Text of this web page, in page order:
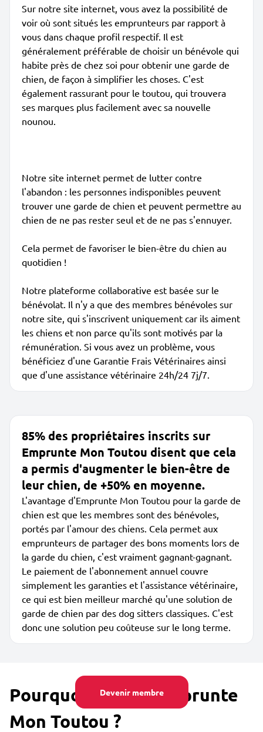
Devenir membre
Sur notre site internet, vous avez la possibilité de
voir où sont situés les emprunteurs par rapport à
vous dans chaque profil respectif. Il est
généralement préférable de choisir un bénévole qui
habite près de chez soi pour obtenir une garde de
chien, de façon à simplifier les choses. C'est
également rassurant pour le toutou, qui trouvera
ses marques plus facilement avec sa nouvelle
nounou.
Notre site internet permet de lutter contre
l'abandon : les personnes indisponibles peuvent
trouver une garde de chien et peuvent permettre au
chien de ne pas rester seul et de ne pas s'ennuyer.
Cela permet de favoriser le bien-être du chien au
quotidien !
Notre plateforme collaborative est basée sur le
bénévolat. Il n'y a que des membres bénévoles sur
notre site, qui s'inscrivent uniquement car ils aiment
les chiens et non parce qu'ils sont motivés par la
rémunération. Si vous avez un problème, vous
bénéficiez d'une Garantie Frais Vétérinaires ainsi
que d'une assistance vétérinaire 24h/24 7j/7.
85% des propriétaires inscrits sur
Emprunte Mon Toutou disent que cela
a permis d'augmenter le bien-être de
leur chien, de +50% en moyenne.
L'avantage d'Emprunte Mon Toutou pour la garde de
chien est que les membres sont des bénévoles,
portés par l'amour des chiens. Cela permet aux
emprunteurs de partager des bons moments lors de
la garde du chien, c'est vraiment gagnant-gagnant.
Le paiement de l'abonnement annuel couvre
simplement les garanties et l'assistance vétérinaire,
ce qui est bien meilleur marché qu'une solution de
garde de chien par des dog sitters classiques. C'est
donc une solution peu coûteuse sur le long terme.
Pourquoi utiliser Emprunte
Mon Toutou ?